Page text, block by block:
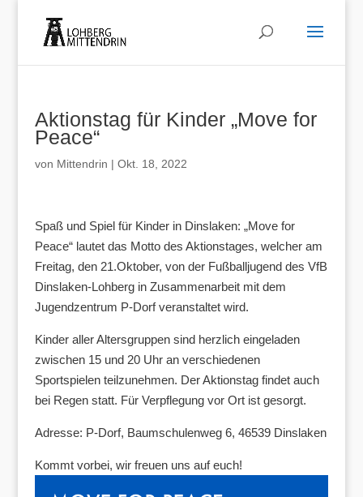
Aktionstag für Kinder „Move for
Peace“
von Mittendrin | Okt. 18, 2022
Spaß und Spiel für Kinder in Dinslaken: „Move for
Peace“ lautet das Motto des Aktionstages, welcher am
Freitag, den 21.Oktober, von der Fußballjugend des VfB
Dinslaken-Lohberg in Zusammenarbeit mit dem
Jugendzentrum P-Dorf veranstaltet wird.
Kinder aller Altersgruppen sind herzlich eingeladen
zwischen 15 und 20 Uhr an verschiedenen
Sportspielen teilzunehmen. Der Aktionstag findet auch
bei Regen statt. Für Verpflegung vor Ort ist gesorgt.
Adresse: P-Dorf, Baumschulenweg 6, 46539 Dinslaken
Kommt vorbei, wir freuen uns auf euch!